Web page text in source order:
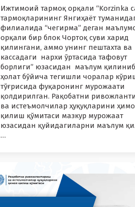
Ижтимоий тармоқ орқали “Korzinka
тармоқларининг Янгиҳаёт
филиалида “чегирма” деган
орқали бир блок Чортоқ суви харид
қилингани, аммо унинг пештахта ва
кассадаги нархи ўртасида тафовут
борлиги” юзасидан маълум
ҳолат бўйича тегишли чоралар
тўғрисида фуқаронинг мурожаати
қолдирилган. Рақобатни
ва истеъмолчилар ҳуқуқларини
қилиш қўмитаси мазкур мурожаат
юзасидан қуйидагиларни маълум
…